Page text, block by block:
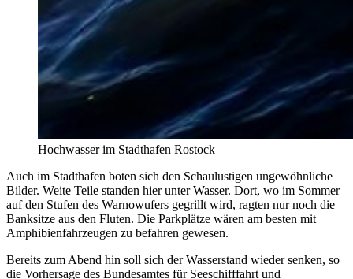
Hochwasser im Stadthafen Rostock
Auch im Stadthafen boten sich den Schaulustigen ungewöhnliche
Bilder. Weite Teile standen hier unter Wasser. Dort, wo im Sommer
auf den Stufen des Warnowufers gegrillt wird, ragten nur noch die
Banksitze aus den Fluten. Die Parkplätze wären am besten mit
Amphibienfahrzeugen zu befahren gewesen.
Bereits zum Abend hin soll sich der Wasserstand wieder senken, so
die Vorhersage des Bundesamtes für Seeschifffahrt und